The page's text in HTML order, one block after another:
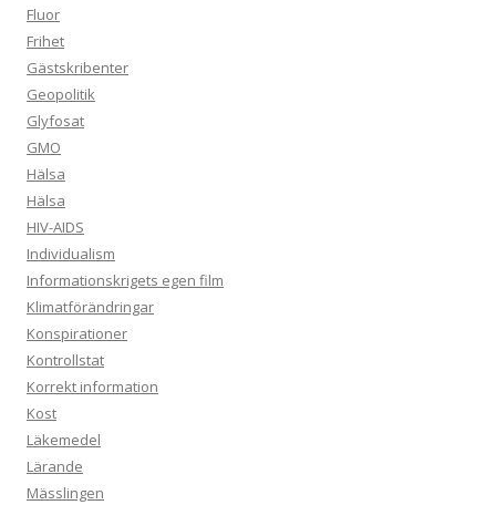
Fluor
Frihet
Gästskribenter
Geopolitik
Glyfosat
GMO
Hälsa
Hälsa
HIV-AIDS
Individualism
Informationskrigets egen film
Klimatförändringar
Konspirationer
Kontrollstat
Korrekt information
Kost
Läkemedel
Lärande
Mässlingen